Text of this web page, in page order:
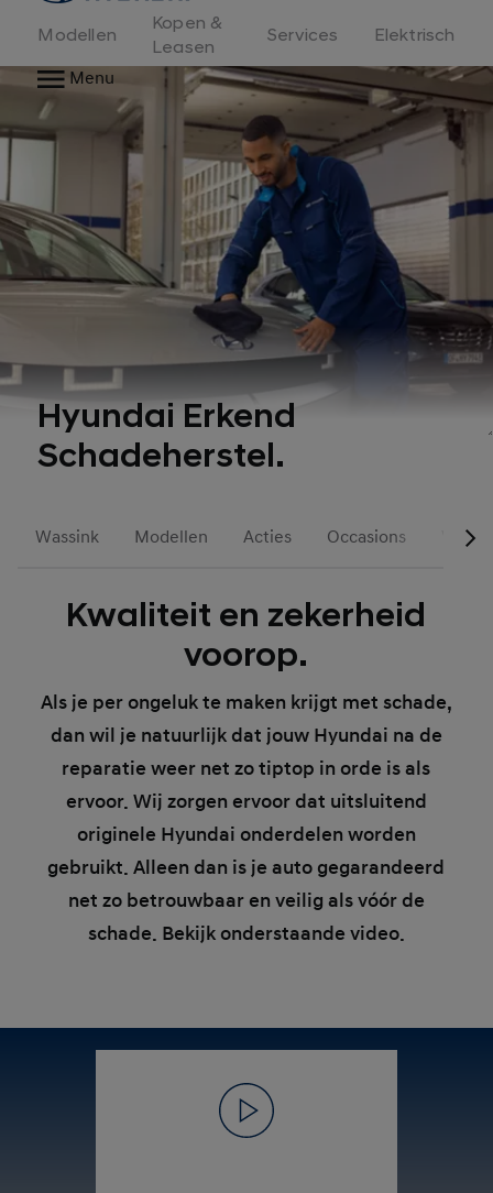
Modellen
Kopen &
Leasen
Services
Elektrisch
Menu
Hyundai Erkend
Schadeherstel.
Wassink Modellen Acties Occasions
Kwaliteit en zekerheid
voorop.
Als je per ongeluk te maken krijgt met schade,
dan wil je natuurlijk dat jouw Hyundai na de
reparatie weer net zo tiptop in orde is als
ervoor. Wij zorgen ervoor dat uitsluitend
originele Hyundai onderdelen worden
gebruikt. Alleen dan is je auto gegarandeerd
net zo betrouwbaar en veilig als vóór de
schade. Bekijk onderstaande video.